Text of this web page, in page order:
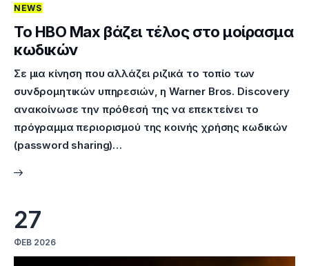
NEWS
To HBO Max βάζει τέλος στο μοίρασμα
κωδικών
Σε μια κίνηση που αλλάζει ριζικά το τοπίο των
συνδρομητικών υπηρεσιών, η Warner Bros. Discovery
ανακοίνωσε την πρόθεσή της να επεκτείνει το
πρόγραμμα περιορισμού της κοινής χρήσης κωδικών
(password sharing)…
27
ΦΕΒ 2026